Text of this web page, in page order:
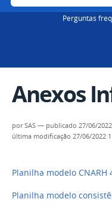
Perguntas
Anexos
porSAS — publicado 27/06/
última modificação 27/06/2022
Planilha modelo CNARH
Planilha modelo